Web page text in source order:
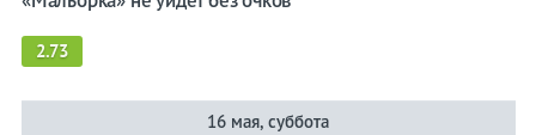
2.73
16 мая, суббота